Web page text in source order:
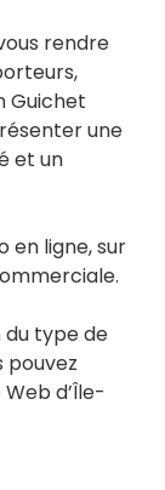
rendre
Guichet
une
et un
en ligne, sur
du type de
pouvez
d’Île-